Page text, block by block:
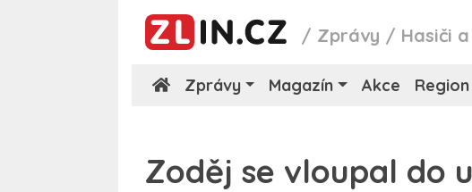
/ Zprávy / Hasiči
Zprávy Magazín Akce Region
Zoděj se vloupal do